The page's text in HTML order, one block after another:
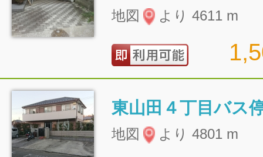
地図 より 4611 m
地図 より 4801 m